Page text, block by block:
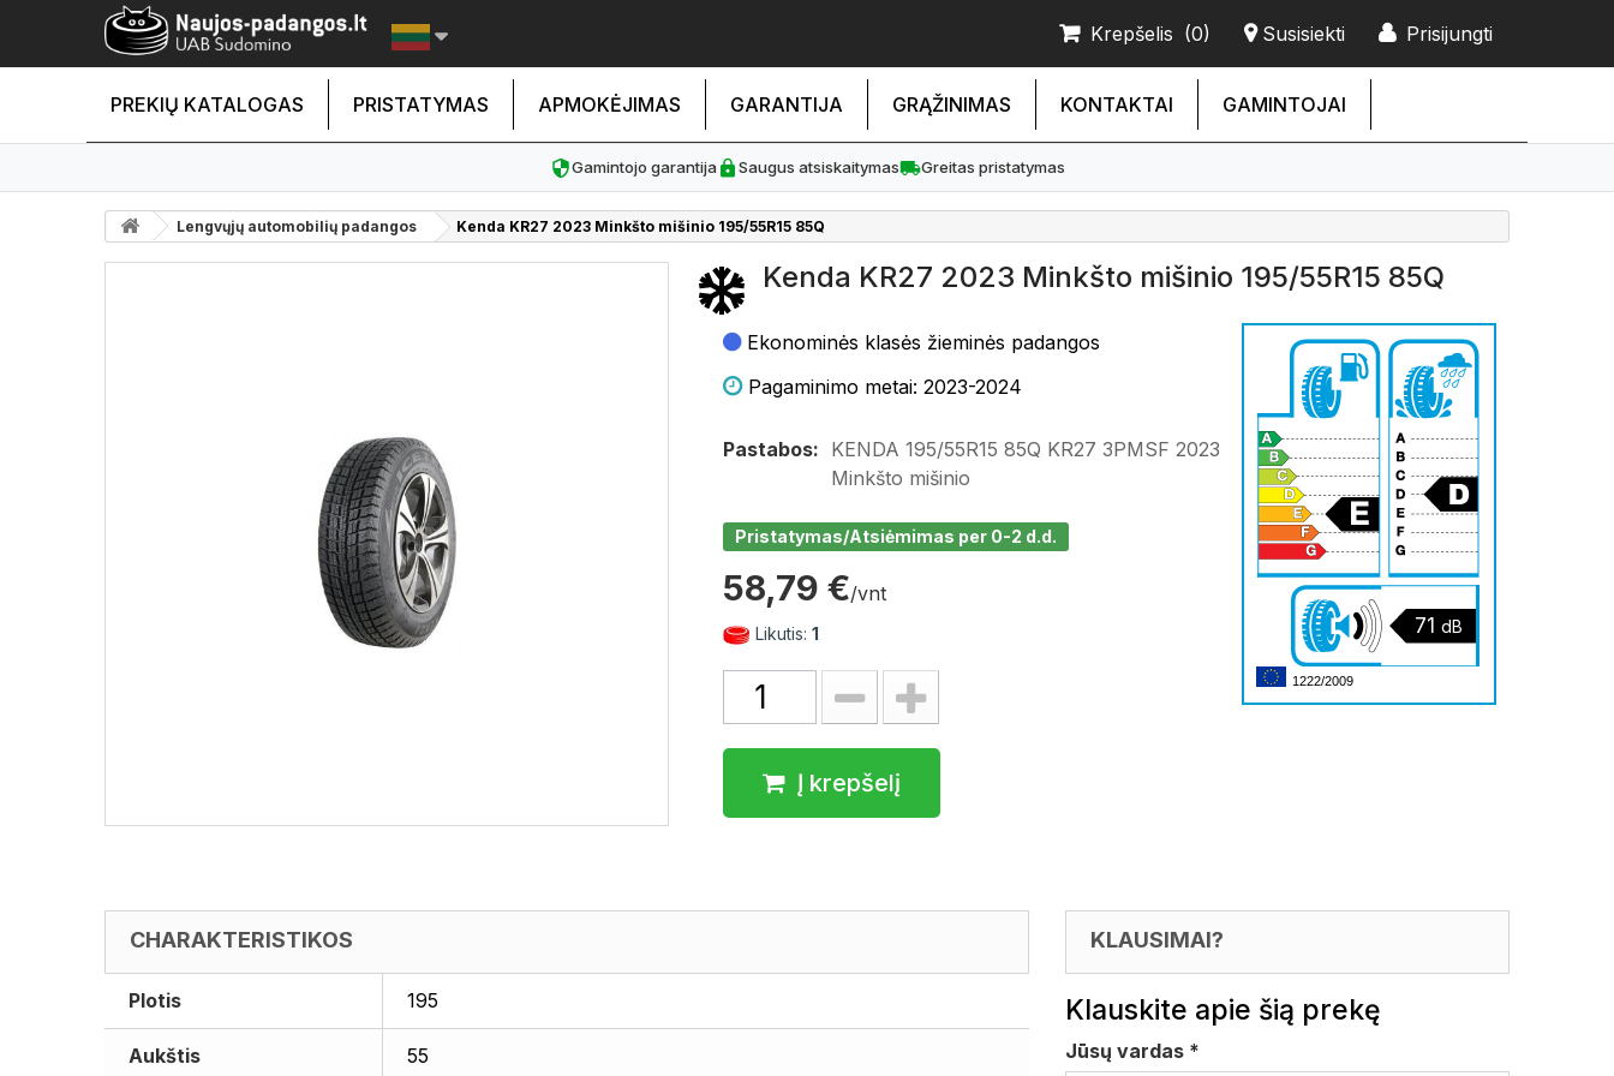
Prisijungti
Susisiekti
Krepšelis (0)
PREKIŲ KATALOGAS PRISTATYMAS APMOKĖJIMAS GARANTIJA GRĄŽINIMAS KONTAKTAI GAMINTOJAI
Gamintojo garantija Saugus atsiskaitymas Greitas pristatymas
Lengvųjų automobilių padangos Kenda KR27 2023 Minkšto mišinio 195/55R15 85Q
Kenda KR27 2023 Minkšto mišinio 195/55R15 85Q
Ekonominės klasės žieminės padangos
Pagaminimo metai: 2023-2024
Pastabos: KENDA 195/55R15 85Q KR27 3PMSF 2023
Minkšto mišinio
Pristatymas/Atsiėmimas per 0-2 d.d.
58,79 €/vnt
Likutis: 1
Į krepšelį
71 dB
1222/2009
CHARAKTERISTIKOS
Plotis 195
Aukštis 55
KLAUSIMAI?
Klauskite apie šią prekę
Jūsų vardas *